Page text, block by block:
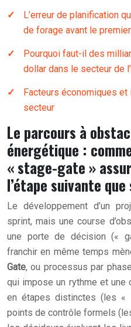
L’erreur de planification
de forage avant le
Pourquoi faut-il des
dollar dans le secteur de
Facteurs économiques
secteur
Le parcours à
énergétique :
« stage-gate »
l’étape suivante
Le développement d’un
sprint, mais une course
une porte de décision («
franchir en même temps
Gate, ou processus par
qui impose un rythme et
en étapes distinctes (les «
points de contrôle formels